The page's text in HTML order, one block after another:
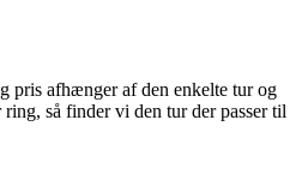
pris afhænger af den enkelte tur og
så finder vi den tur der passer til